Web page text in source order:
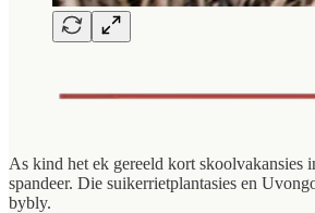
As kind het ek gereeld kort skoolvakansies
spandeer. Die suikerrietplantasies en
bybly.